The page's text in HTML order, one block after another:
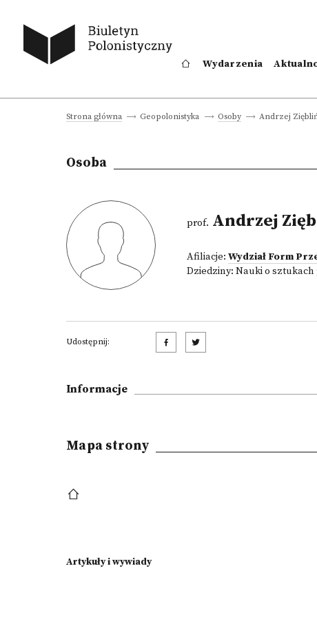
Wydarzenia
Strona główna Geopolonistyka Osoby Andrzej
Osoba
prof. Andrzej
Afiliacje: Wydział Form
Dziedziny: Nauki o sztukach
Udostępnij:
Informacje
Mapa strony
Artykuły i wywiady